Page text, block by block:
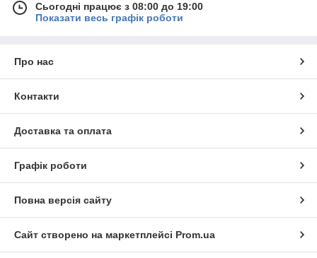
Сьогодні працює з 08:00 до 19:00
Показати весь графік роботи
Про нас
Контакти
Доставка та оплата
Графік роботи
Повна версія сайту
Сайт створено на маркетплейсі Prom.ua